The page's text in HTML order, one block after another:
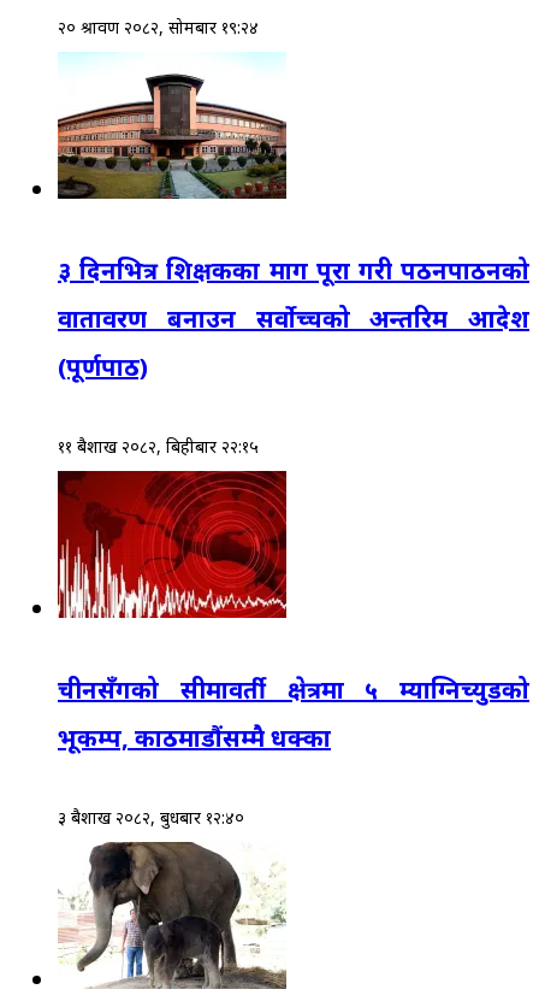
२० श्रावण २०८२, सोमबार १९:२४
३ दिनभित्र शिक्षकका माग पूरा गरी पठनपाठनको
वातावरण बनाउन सर्वोच्चको अन्तरिम आदेश
(पूर्णपाठ)
११ बैशाख २०८२, बिहीबार २२:१५
चीनसँगको सीमावर्ती क्षेत्रमा ५ म्याग्निच्युडको
भूकम्प, काठमाडौंसम्मै धक्का
३ बैशाख २०८२, बुधबार १२:४०